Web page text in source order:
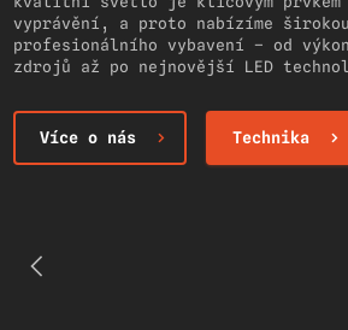
vyprávění, a proto nabízíme
profesionálního vybavení – od
zdrojů až po nejnovější LED
Více o nás Technika